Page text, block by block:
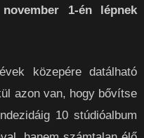
1-én lépnek
közepére datálható
azon van, hogy bővítse
10 stúdióalbum